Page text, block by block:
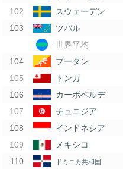
スウェーデン
ツバル
世界平均
ブータン
トンガ
カーボベルデ
チュニジア
インドネシア
メキシコ
ドミニカ共和国